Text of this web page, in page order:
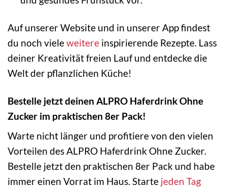
Auf unserer Website und in unserer App findest
du noch vieleweitere inspirierende Rezepte. Lass
deiner Kreativität freien Lauf und entdecke die
Welt der pflanzlichen Küche!
Bestelle jetzt deinen ALPRO Haferdrink Ohne
Zucker im praktischen 8er Pack!
Warte nicht länger und profitiere von den vielen
Vorteilen des ALPRO Haferdrink Ohne Zucker.
Bestelle jetzt den praktischen 8er Pack und habe
immer einen Vorrat im Haus. Starte jeden Tag